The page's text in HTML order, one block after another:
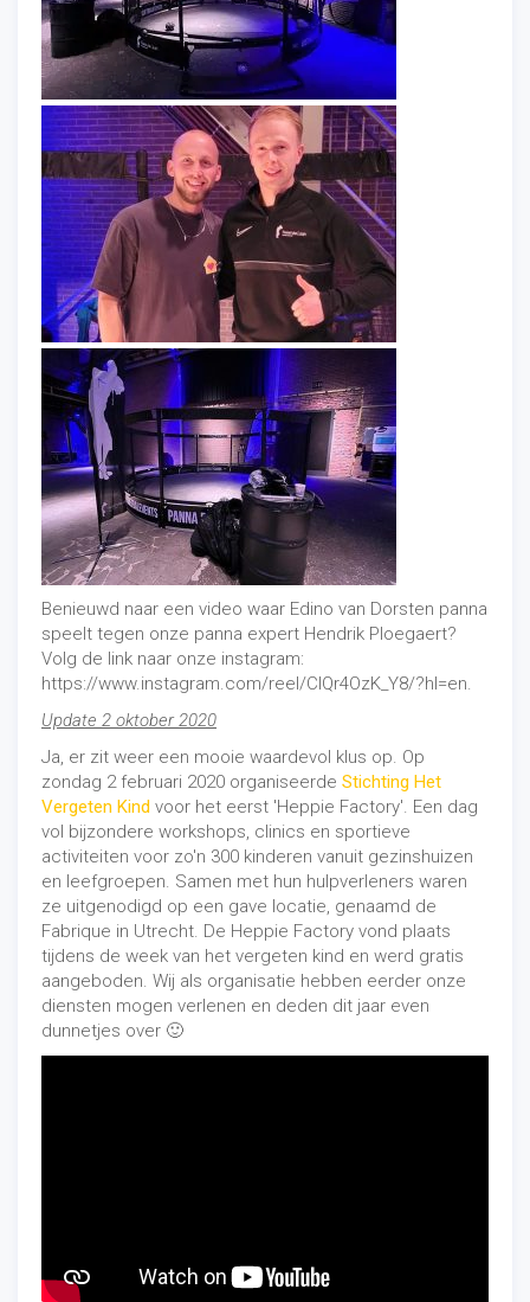
Benieuwd naar een video waar Edino van Dorsten panna
speelt tegen onze panna expert Hendrik Ploegaert?
Volg de link naar onze instagram:
https://www.instagram.com/reel/ClQr4OzK_Y8/?hl=en.
Update 2 oktober 2020
Ja, er zit weer een mooie waardevol klus op. Op
zondag 2 februari 2020 organiseerde Stichting Het
Vergeten Kind voor het eerst 'Heppie Factory'. Een dag
vol bijzondere workshops, clinics en sportieve
activiteiten voor zo'n 300 kinderen vanuit gezinshuizen
en leefgroepen. Samen met hun hulpverleners waren
ze uitgenodigd op een gave locatie, genaamd de
Fabrique in Utrecht. De Heppie Factory vond plaats
tijdens de week van het vergeten kind en werd gratis
aangeboden. Wij als organisatie hebben eerder onze
diensten mogen verlenen en deden dit jaar even
dunnetjes over 🙂